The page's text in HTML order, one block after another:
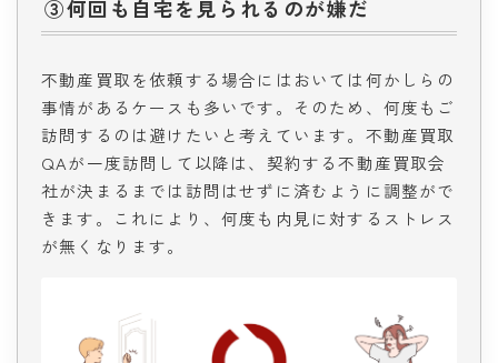
③何回も自宅を見られるのが嫌だ
不動産買取を依頼する場合にはおいては何かしらの
事情があるケースも多いです。そのため、何度もご
訪問するのは避けたいと考えています。不動産買取
QAが一度訪問して以降は、契約する不動産買取会
社が決まるまでは訪問はせずに済むように調整がで
きます。これにより、何度も内見に対するストレス
が無くなります。